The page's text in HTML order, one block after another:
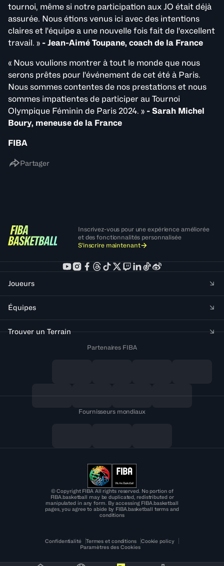
tournoi, même si notre participation aux JO était déjà
assurée. Nous étions venus ici avec des intentions
claires et l'équipe a une nouvelle fois fait de l'excellent
travail. » - Jean-Aimé Toupane, coach de la France
« Nous voulions montrer à tout le monde que nous
serons prêtes pour l'événement de cet été à Paris.
Nous sommes contentes de nos prestations et nous
sommes impatientes de participer au Tournoi
Olympique Féminin de Paris 2024. » - Sarah Michel
Boury, meneuse de la France
FIBA
Partager
Inscrivez-vous pour une expérience améliorée
et des fonctionnalités personnalisée
S'inscrire maintenant
Joueurs
Équipes
Trouver un Terrain
Partenaires FIBA
Fournisseurs mondiaux
© Copyright FIBA All rights reserved. No portion of
FIBA.basketball may be duplicated, redistributed or
manipulated in any form. By accessing FIBA.basketball
pages, you agree to abide by FIBA.basketball terms and
conditions
Confidentialité Termes et conditions
Cookie policy
Paramètres des Cookies